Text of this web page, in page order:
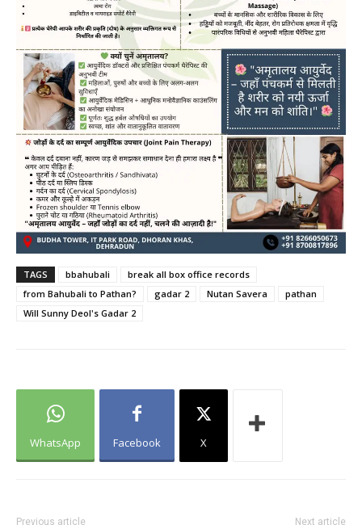
TAGS bbahubali
break all box office records
from Bahubali to Pathan?
gadar 2 Nutan Savera
pathan
Will Sunny Deol's Gadar 2
WhatsApp Facebook X
Previous article Next article